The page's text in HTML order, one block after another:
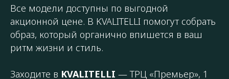
Все модели доступны по выгодной
акционной цене. В KVALITELLI помогут собрать
образ, который органично впишется в ваш
ритм жизни и стиль.
Заходите в KVALITELLI — ТРЦ «Премьер», 1